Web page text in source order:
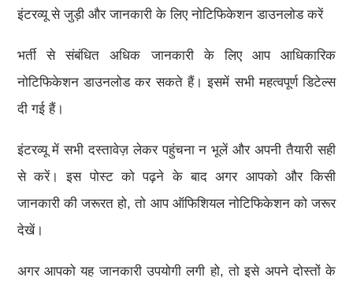
इंटरव्यू से जुड़ी और जानकारी के लिए नोटिफिकेशन डाउनलोड करें
भर्ती से संबंधित अधिक जानकारी के लिए आप आधिकारिक
नोटिफिकेशन डाउनलोड कर सकते हैं। इसमें सभी महत्वपूर्ण डिटेल्स
दी गई हैं।
इंटरव्यू में सभी दस्तावेज़ लेकर पहुंचना न भूलें और अपनी तैयारी सही
से करें। इस पोस्ट को पढ़ने के बाद अगर आपको और किसी
जानकारी की जरूरत हो, तो आप ऑफिशियल नोटिफिकेशन को जरूर
देखें।
अगर आपको यह जानकारी उपयोगी लगी हो, तो इसे अपने दोस्तों के